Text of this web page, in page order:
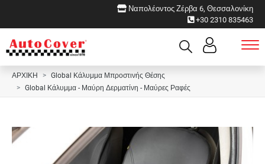
Ναπολέοντος Ζέρβα 6, Θεσσαλονίκη
+30 2310 835463
ΑΡΧΙΚΗ
Global Κάλυμμα Μπροστινής Θέσης
Global Κάλυμμα - Μαύρη Δερματίνη - Μαύρες Ραφές